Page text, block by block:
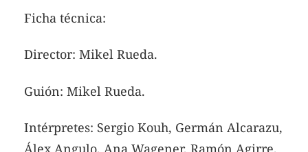
Ficha técnica:
Director: Mikel Rueda.
Guión: Mikel Rueda.
Intérpretes: Sergio Kouh, Germán Alcarazu,
Álex Angulo, Ana Wagener, Ramón Agirre,